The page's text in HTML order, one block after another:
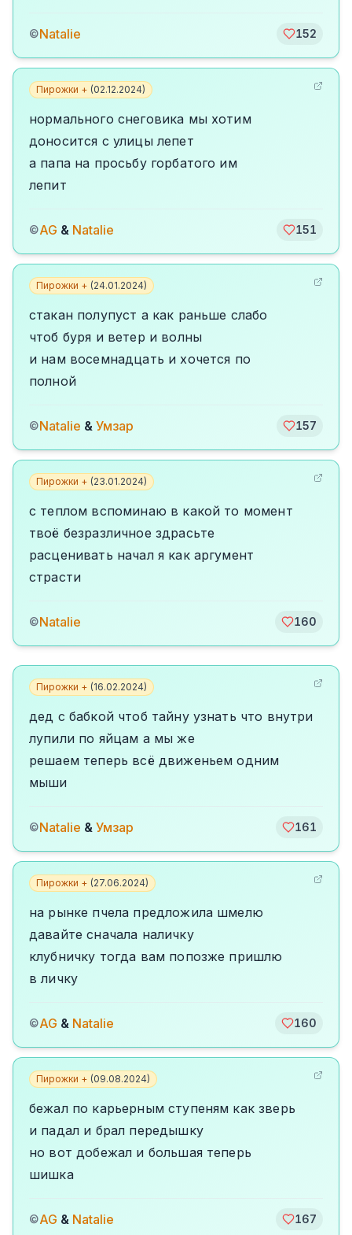
©Natalie 152
Пирожки + (02.12.2024)
нормального снеговика мы хотим
доносится с улицы лепет
а папа на просьбу горбатого им
лепит
©AG & Natalie 151
Пирожки + (24.01.2024)
стакан полупуст а как раньше слабо
чтоб буря и ветер и волны
и нам восемнадцать и хочется по
полной
©Natalie & Умзар 157
Пирожки + (23.01.2024)
с теплом вспоминаю в какой то момент
твоё безразличное здрасьте
расценивать начал я как аргумент
страсти
©Natalie 160
Пирожки + (16.02.2024)
дед с бабкой чтоб тайну узнать что внутри
лупили по яйцам а мы же
решаем теперь всё движеньем одним
мыши
©Natalie & Умзар 161
Пирожки + (27.06.2024)
на рынке пчела предложила шмелю
давайте сначала наличку
клубничку тогда вам попозже пришлю
в личку
©AG & Natalie 160
Пирожки + (09.08.2024)
бежал по карьерным ступеням как зверь
и падал и брал передышку
но вот добежал и большая теперь
шишка
©AG & Natalie 167